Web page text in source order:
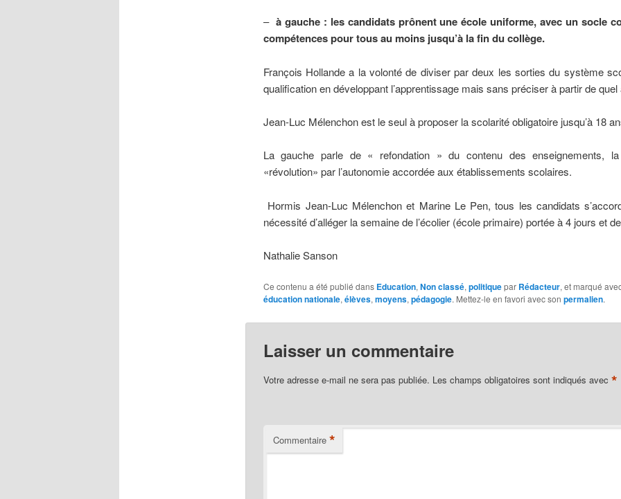
– à gauche : les candidats prônent une école uniforme, avec un socle
compétences pour tous au moins jusqu’à la fin du collège.
François Hollande a la volonté de diviser par deux les sorties du système
qualification en développant l’apprentissage mais sans préciser à partir de quel
Jean-Luc Mélenchon est le seul à proposer la scolarité obligatoire jusqu’à 18
La gauche parle de « refondation » du contenu des enseignements,
«révolution» par l’autonomie accordée aux établissements scolaires.
Hormis Jean-Luc Mélenchon et Marine Le Pen, tous les candidats
nécessité d’alléger la semaine de l’écolier (école primaire) portée à 4 jours et
Nathalie Sanson
Ce contenu a été publié dans Education,Non classé,politiquepar Rédacteur, et marqué
éducation nationale,élèves,moyens,pédagogie. Mettez-le en favori avec son permalien.
Laisser un commentaire
Votre adresse e-mail ne sera pas publiée. Les champs obligatoires sont indiqués avec *
Commentaire *